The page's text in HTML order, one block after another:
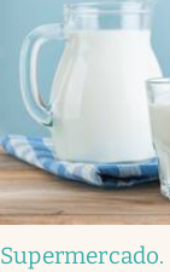
Supermercado.